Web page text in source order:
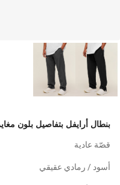
بنطال أرايفل بتفاصيل بلون
قصّة عادية
أسود / رمادي عقيقي